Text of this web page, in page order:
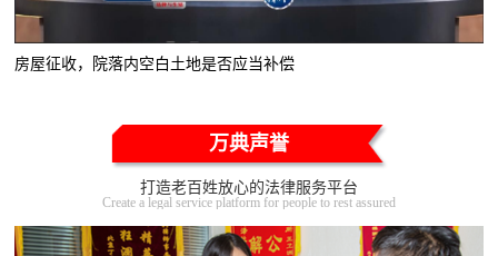
房屋征收，院落内空白土地是否应当补偿
万典声誉
打造老百姓放心的法律服务平台
Create a legal service platform for people to rest assured